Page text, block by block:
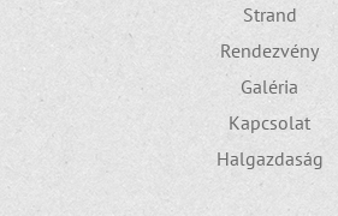
Strand
Rendezvény
Galéria
Kapcsolat
Halgazdaság